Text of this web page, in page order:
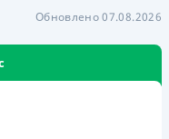
Обновлено 07.08.2026